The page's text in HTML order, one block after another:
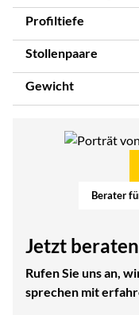
Profiltiefe
Stollenpaare
Gewicht
Berater
Jetzt
Rufen Sie uns an,
sprechen mit